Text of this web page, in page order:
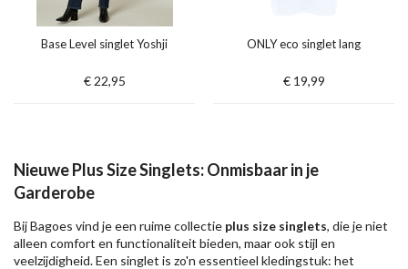
Base Level singlet Yoshji
€ 22,95
ONLY eco singlet lang
€ 19,99
Nieuwe Plus Size Singlets: Onmisbaar in je
Garderobe
Bij Bagoes vind je een ruime collectie plus size singlets, die je niet
alleen comfort en functionaliteit bieden, maar ook stijl en
veelzijdigheid. Een singlet is zo'n essentieel kledingstuk: het